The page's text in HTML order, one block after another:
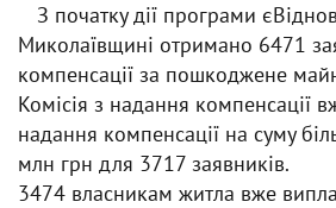
З початку дії програми
Миколаївщині отримано 6471
компенсації за пошкоджене
Комісія з надання компенсації
надання компенсації на суму
млн грн для 3717 заявників.
3474 власникам житла вже